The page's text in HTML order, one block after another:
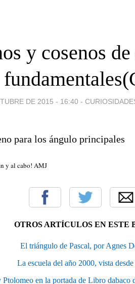
y cosenos
DE 2015 - 16:40 -
y al cabo! AMJ
OTROS ARTÍCULOS EN ESTE
El triángulo de Pascal, por Agnes
La escuela del año 2000, vista
Ptolomeo en la portada de Libro dabaco